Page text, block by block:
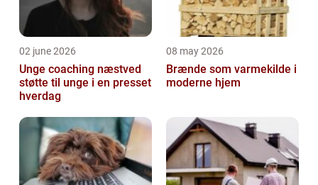
02 june 2026
Unge coaching næstved
støtte til unge i en presset
hverdag
08 may 2026
Brænde som varmekilde i
moderne hjem